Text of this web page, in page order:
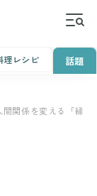
理レシピ 話題
関係を変える「縁